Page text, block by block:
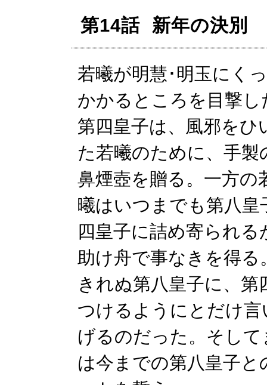
第14話 新年の決別
若曦が明慧･明玉にく
かかるところを目撃し
第四皇子は、風邪をひ
た若曦のために、手製
鼻煙壺を贈る。一方の
曦はいつまでも第八
四皇子に詰め寄られる
助け舟で事なきを得
きれぬ第八皇子に、
つけるようにとだけ
げるのだった。そし
は今までの第八皇子